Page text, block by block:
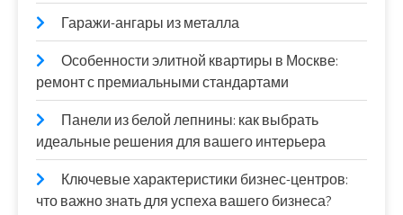
Гаражи-ангары из металла
Особенности элитной квартиры в Москве:
ремонт с премиальными стандартами
Панели из белой лепнины: как выбрать
идеальные решения для вашего интерьера
Ключевые характеристики бизнес-центров:
что важно знать для успеха вашего бизнеса?